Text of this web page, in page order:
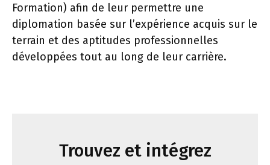
Formation) afin de leur permettre une
diplomation basée sur l’expérience acquis sur le
terrain et des aptitudes professionnelles
développées tout au long de leur carrière.
Trouvez et intégrez